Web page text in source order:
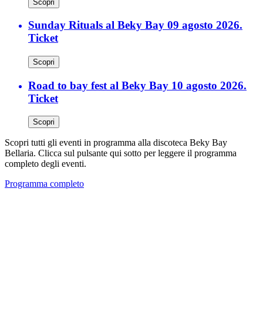
Scopri
Sunday Rituals al Beky Bay 09 agosto 2026.
Ticket
Scopri
Road to bay fest al Beky Bay 10 agosto 2026.
Ticket
Scopri
Scopri tutti gli eventi in programma alla discoteca Beky Bay
Bellaria. Clicca sul pulsante qui sotto per leggere il programma
completo degli eventi.
Programma completo